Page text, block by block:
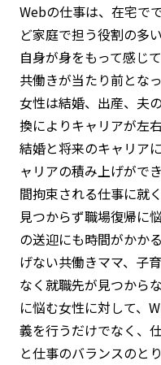
Webの仕事は、在宅で
ど家庭で担う役割の多
自身が身をもって感じ
共働きが当たり前とな
女性は結婚、出産、夫
換によりキャリアが左右
結婚と将来のキャリア
ャリアの積み上げがで
間拘束される仕事に就
見つからず職場復帰に
の送迎にも時間がかか
げない共働きママ、子
なく就職先が見つから
に悩む女性に対して、
義を行うだけでなく、
と仕事のバランスのと